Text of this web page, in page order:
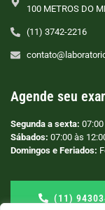
100 METROS DO
(11) 3742-2216
Agende seu
Segunda a sexta:
Sábados: 07:00 às
Domingos e Feriados:
(11)